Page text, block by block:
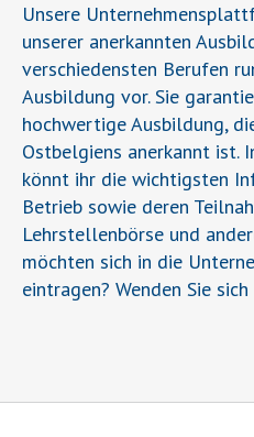
Unsere
unserer anerkannten
verschiedensten Berufen
Ausbildung vor. Sie
hochwertige Ausbildung,
Ostbelgiens anerkannt ist.
könnt ihr die wichtigsten
Betrieb sowie deren
Lehrstellenbörse und
möchten sich in die
eintragen? Wenden Sie sich